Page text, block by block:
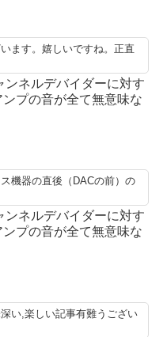
ます。嬉しいですね。正直
ネルデバイダーに対す
プの音が全て無意味な
機器の直後（DACの前）の
ネルデバイダーに対す
プの音が全て無意味な
い,楽しい記事有難うござい